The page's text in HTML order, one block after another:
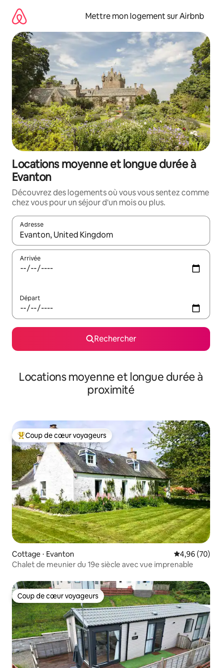
directement
contenu
Mettre mon logement sur Airbnb
Locations moyenne et longue durée à
Evanton
Découvrez des logements où vous vous sentez comme
chez vous pour un séjour d'un mois ou plus.
Adresse
Lorsque les résultats s'affichent, utilisez les flèches vers le
Arrivée
Départ
Rechercher
Locations moyenne et longue durée à
proximité
Coups de cœur voyageurs les plus appréciés
Coup de cœur voyageurs
Cottage ⋅ Evanton Évaluation
4,96 (70)
Chalet de meunier du 19e siècle avec vue imprenable
Coup de cœur voyageurs
Coup de cœur voyageurs